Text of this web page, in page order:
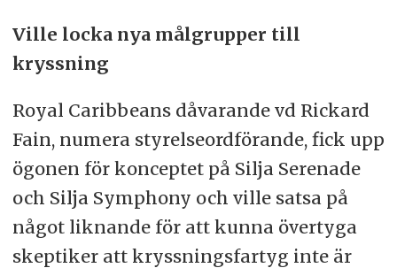
Ville locka nya målgrupper till
kryssning
Royal Caribbeans dåvarande vd Rickard
Fain, numera styrelseordförande, fick upp
ögonen för konceptet på Silja Serenade
och Silja Symphony och ville satsa på
något liknande för att kunna övertyga
skeptiker att kryssningsfartyg inte är